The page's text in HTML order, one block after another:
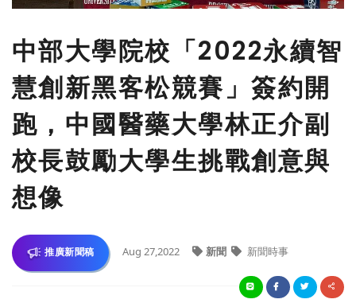
中部大學院校「2022永續智
慧創新黑客松競賽」簽約開
跑，中國醫藥大學林正介副
校長鼓勵大學生挑戰創意與
想像
推廣新聞稿 Aug 27,2022 新聞 新聞時事